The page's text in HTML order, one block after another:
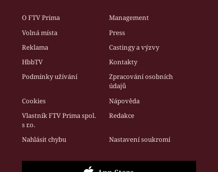
O FTV Prima
Management
Volná místa
Press
Reklama
Castingy a výzvy
HbbTV
Kontakty
Podmínky užívání
Zpracování osobních
údajů
Cookies
Nápověda
Vlastník FTV Prima spol.
s r.o.
Redakce
Nahlásit chybu Nastavení soukromí